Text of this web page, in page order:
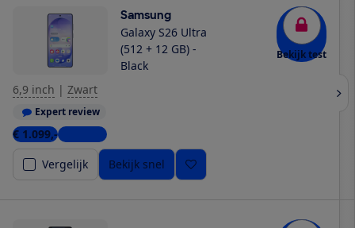
Samsung
Galaxy S26 Ultra
(512 + 12 GB) -
Black
Bekijk test
6,9 inch | Zwart
Expert review
€ 1.099,-4 winkels
Vergelijk
Bekijk snel